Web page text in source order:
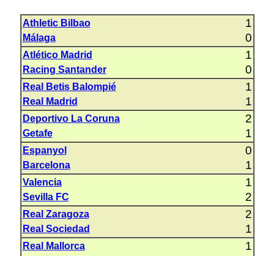
Athletic Bilbao 1
Málaga 0
Atlético Madrid 1
Racing Santander 0
Real Betis Balompié 1
Real Madrid 1
Deportivo La Coruna 2
Getafe 1
Espanyol 0
Barcelona 1
Valencia 1
Sevilla FC 2
Real Zaragoza 2
Real Sociedad 1
Real Mallorca 1